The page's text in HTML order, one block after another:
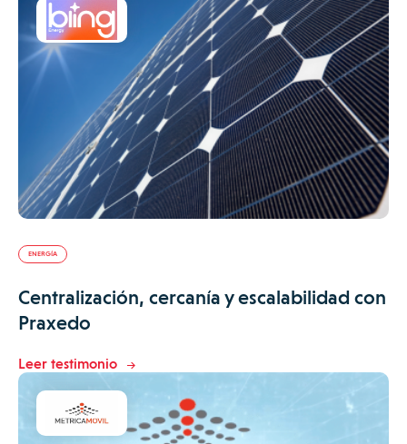
ENERGÍA
Centralización, cercanía y escalabilidad con
Praxedo
Leer testimonio